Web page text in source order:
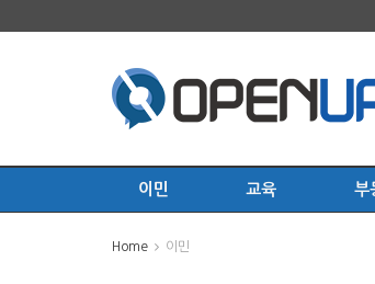
이민 교육 부
Home 이민